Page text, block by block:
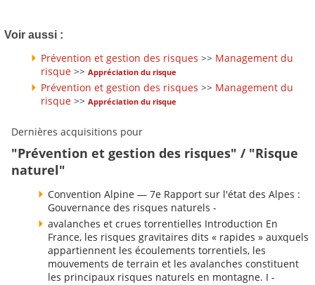
Voir aussi :
Prévention et gestion des risques >> Management du
risque >> Appréciation du risque
Prévention et gestion des risques >> Management du
risque >> Appréciation du risque
Dernières acquisitions pour
"Prévention et gestion des risques" / "Risque
naturel"
Convention Alpine — 7e Rapport sur l'état des Alpes :
Gouvernance des risques naturels -
avalanches et crues torrentielles Introduction En
France, les risques gravitaires dits « rapides » auxquels
appartiennent les écoulements torrentiels, les
mouvements de terrain et les avalanches constituent
les principaux risques naturels en montagne. I -